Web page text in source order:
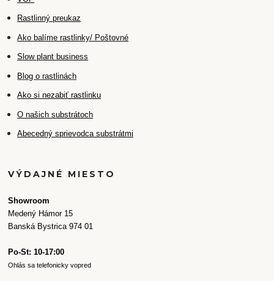
Rastlinný preukaz
Ako balíme rastlinky/ Poštovné
Slow plant business
Blog o rastlinách
Ako si nezabiť rastlinku
O našich substrátoch
Abecedný sprievodca substrátmi
VÝDAJNÉ MIESTO
Showroom
Medený Hámor 15
Banská Bystrica 974 01
Po-St: 10-17:00
Ohlás sa telefonicky vopred